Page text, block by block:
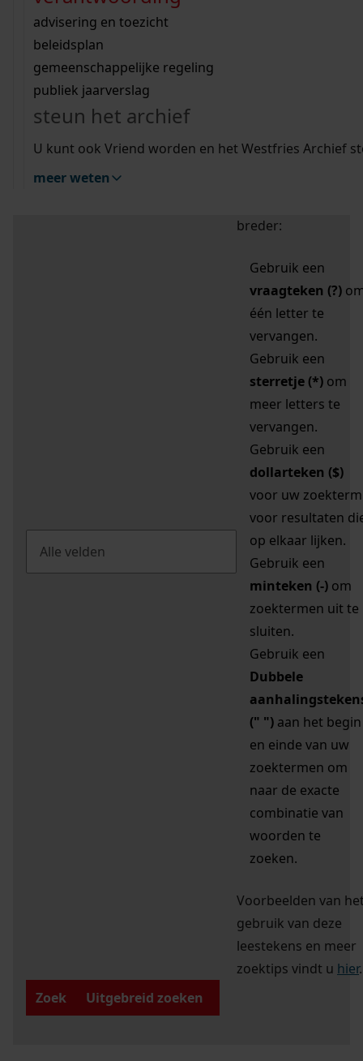
bouwvergunningen
omgevingsvergunningen
vergunningen
beeld en geluid
uitleg nodig?
Wij helpen u op weg met een aantal zoektips.
bekijk alle zoektips
Wij helpen u op weg met een aantal zoektips.
bekijk alle zoektips
bekijk ons geschiedenislokaal
advisering en toezicht
beleidsplan
gemeenschappelijke regeling
publiek jaarverslag
steun het archief
U kunt ook Vriend worden en het Westfries Archief
meer weten
zoektips
Mijn Studiezaal (inloggen)
uw zoekopdracht te
breder:
Gebruik een
vraagteken (?)
één letter te
vervangen.
Gebruik een
sterretje (*) om
meer letters te
vervangen.
Gebruik een
dollarteken ($)
voor uw zoekterm
voor resultaten
op elkaar lijken.
Gebruik een
minteken (-) om
zoektermen uit te
sluiten.
Gebruik een
Dubbele
(" ") aan het begin
en einde van uw
zoektermen om
naar de exacte
combinatie van
woorden te
zoeken.
Voorbeelden van
gebruik van deze
leestekens en meer
zoektips vindt u hier.
Zoek
Uitgebreid zoeken